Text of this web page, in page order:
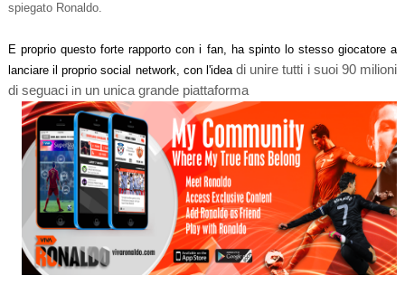
spiegato Ronaldo.
E proprio questo forte rapporto con i fan, ha spinto lo stesso giocatore a
lanciare il proprio social network, con l'ideadi unire tutti i suoi 90 milioni
di seguaciin un unica grande piattaforma